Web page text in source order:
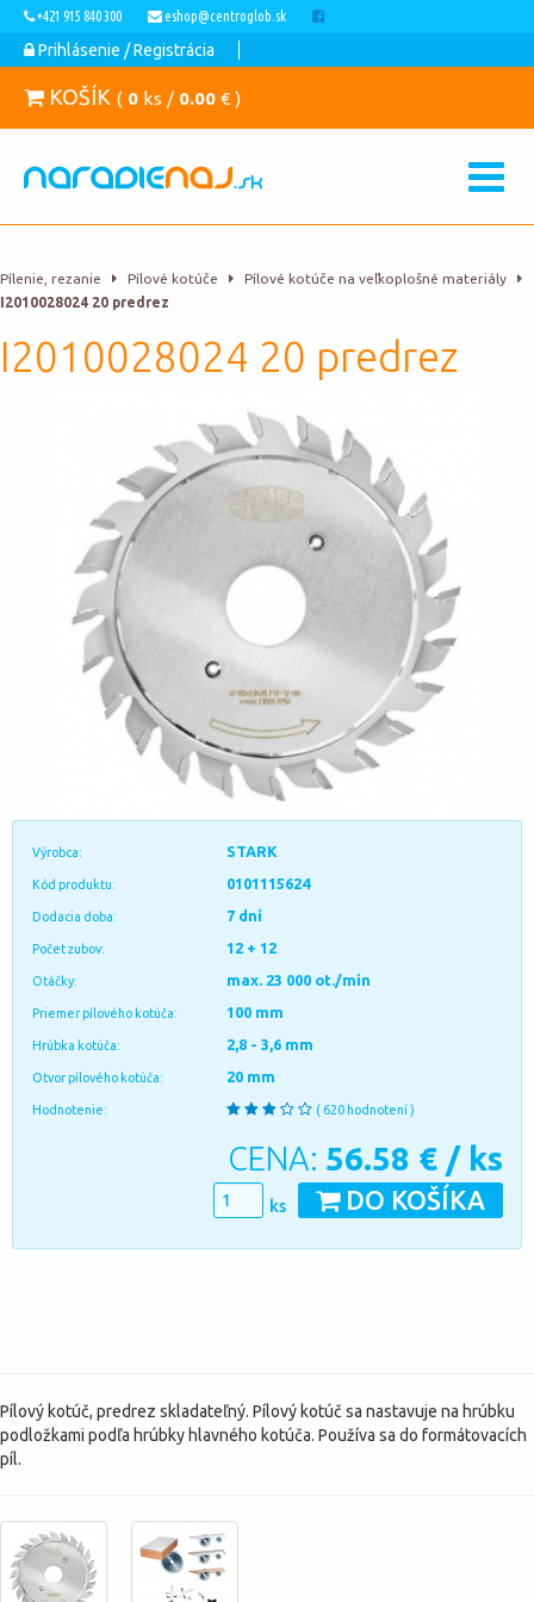
+421 915 840 300 eshop@centroglob.sk
Prihlásenie / Registrácia
KOŠÍK ( 0 ks / 0.00 € )
Pílenie, rezanie Pílové kotúče
Pílové kotúče na veľkoplošné materiály
I2010028024 20 predrez
I2010028024 20 predrez
Výrobca: STARK
Kód produktu: 0101115624
Dodacia doba: 7 dní
Počet zubov: 12 + 12
Otáčky: max. 23 000 ot./min
Priemer pílového kotúča: 100 mm
Hrúbka kotúča: 2,8 - 3,6 mm
Otvor pílového kotúča: 20 mm
Hodnotenie: ( 620 hodnotení )
CENA: 56.58 € / ks
DO KOŠÍKA
ks
Pílový kotúč, predrez skladateľný. Pílový kotúč sa nastavuje na hrúbku
podložkami podľa hrúbky hlavného kotúča. Používa sa do formátovacích
píl.